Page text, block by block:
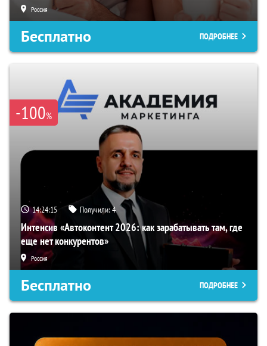
Россия
Бесплатно ПОДРОБНЕЕ
-100%
14:24:15 Получили:4
Интенсив «Автоконтент 2026: как зарабатывать там, где
еще нет конкурентов»
Россия
Бесплатно ПОДРОБНЕЕ